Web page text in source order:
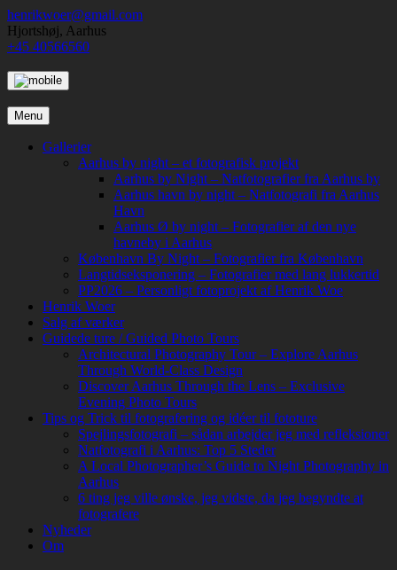
Skip
to
content
henrikwoer@gmail.com
Hjortshøj, Aarhus
+45 40566560
Menu
Gallerier
Aarhus by night – et fotografisk projekt
Aarhus by Night – Natfotografier fra Aarhus by
Aarhus havn by night – Natfotografi fra Aarhus
Havn
Aarhus Ø by night – Fotografier af den nye
havneby i Aarhus
København By Night – Fotografier fra København
Langtidseksponering – Fotografier med lang lukkertid
PP2026 – Personligt fotoprojekt af Henrik Woe
Henrik Woer
Salg af værker
Guidede ture / Guided Photo Tours
Architectural Photography Tour – Explore Aarhus
Through World-Class Design
Discover Aarhus Through the Lens – Exclusive
Evening Photo Tours
Tips og Trick til fotografering og idéer til fototure
Spejlingsfotografi – sådan arbejder jeg med refleksioner
Natfotografi i Aarhus: Top 5 Steder
A Local Photographer’s Guide to Night Photography in
Aarhus
6 ting jeg ville ønske, jeg vidste, da jeg begyndte at
fotografere
Nyheder
Om